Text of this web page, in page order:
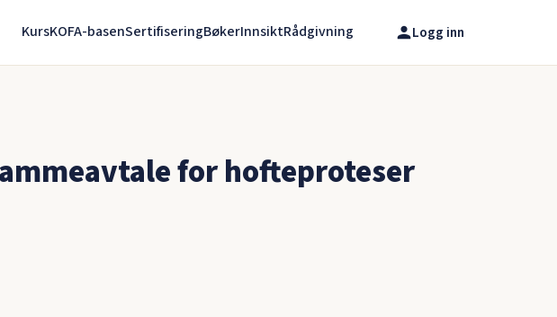
Logg inn
KursKOFA-basenSertifiseringBøkerInnsiktRådgivning
for hofteproteser